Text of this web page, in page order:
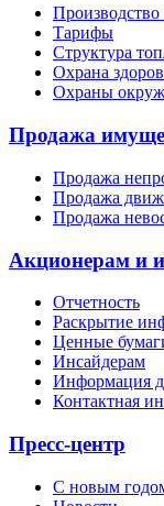
Производство
Тарифы
Структура
Охрана
Охраны
Продажа
Продажа
Продажа
Продажа
Акционерам и
Отчетность
Раскрытие
Ценные
Инсайдерам
Информация
Контактная
Пресс-центр
С новым